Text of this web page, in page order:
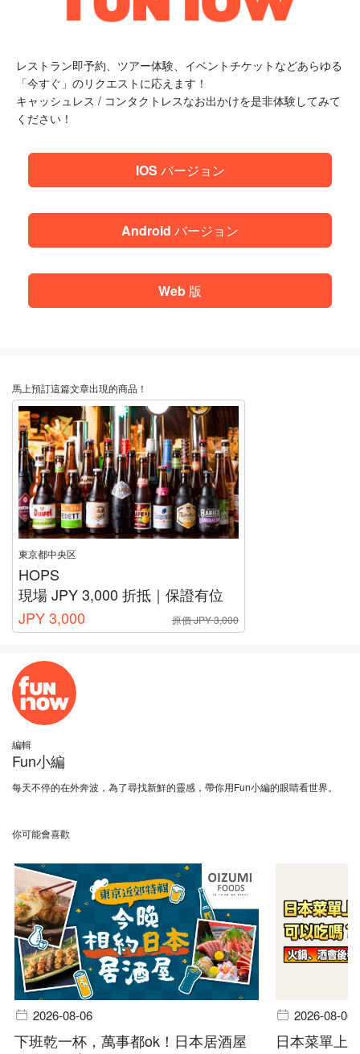
レストラン即予約、ツアー体験、イベントチケットなどあらゆる
「今すぐ」のリクエストに応えます！
キャッシュレス / コンタクトレスなお出かけを是非体験してみて
ください！
IOS バージョン
Android バージョン
Web 版
馬上預訂這篇文章出現的商品！
東京都中央区
HOPS
現場 JPY 3,000 折抵｜保證有位
原價 JPY 3,000
JPY 3,000
編輯
Fun小編
每天不停的在外奔波，為了尋找新鮮的靈感，帶你用Fun小編的眼睛看世界。
你可能會喜歡
2026-08-06
下班乾一杯，萬事都ok！日本居酒屋
2026-08-06
日本菜單上